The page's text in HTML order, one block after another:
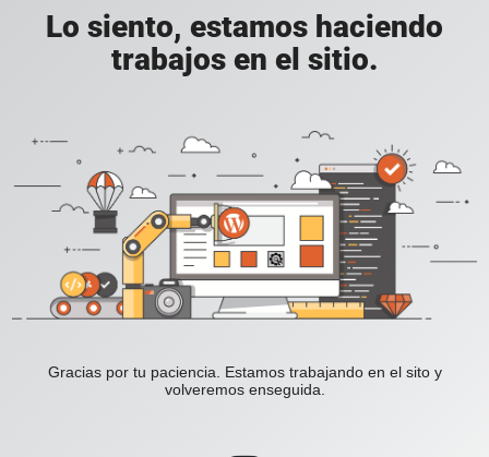
Lo siento, estamos haciendo
trabajos en el sitio.
Gracias por tu paciencia. Estamos trabajando en el sito y
volveremos enseguida.